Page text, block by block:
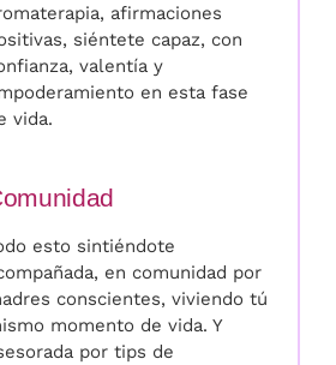
afirmaciones
siéntete capaz, con
valentía y
en esta fase
vida.
esto sintiéndote
en comunidad por
conscientes, viviendo tú
momento de vida. Y
por tips de